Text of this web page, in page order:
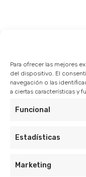
Para ofrecer las mejores
del dispositivo. El
navegación o las
a ciertas características y
Funcional
Estadísticas
Marketing